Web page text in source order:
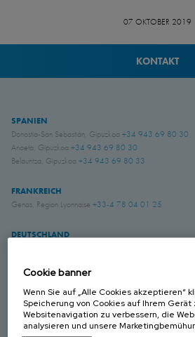
07 OKTOBER 2019
KONTAKT
SPANIEN
Donostia-San Sebastián, Gipuzkoa +34 943 69 80 30
Anoeta, Gipuzkoa +34 943 69 80 30
Belauntza, Gipuzkoa +34 943 69 80 33
FRANKREICH
Genas, Region Lyonnaise +33-4 78 04 01 25
DEUTSCHLAND
GROSS BRITANIEN
Chichester, West Sussex +44 (0) 1243 810240
Eastwood, Nottingham+44 (0) 115 9324046
Cookie banner
Wenn Sie auf „Alle Cookies akzeptieren“
Speicherung von Cookies auf Ihrem Gerät
Websitenavigation zu verbessern, die
analysieren und unsere